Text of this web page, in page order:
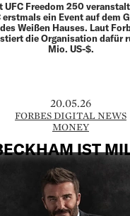
UFC Freedom 250
erstmals ein Event auf dem
des Weißen Hauses. Laut
die Organisation dafür
Mio. US-$.
20.05.26
FORBES DIGITAL NEWS
MONEY
IST